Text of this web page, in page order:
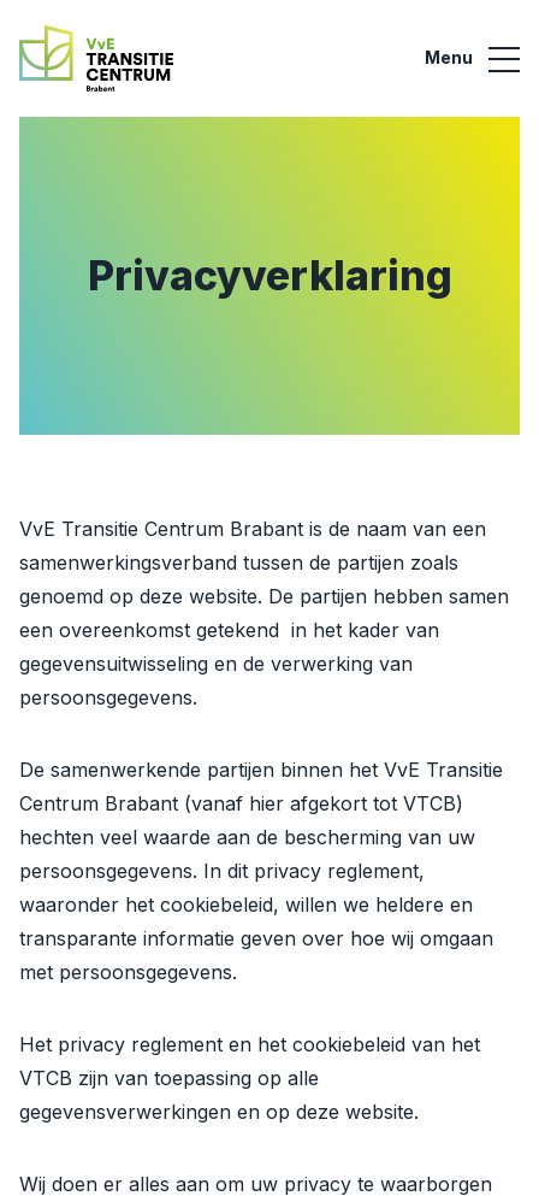
Door naar de hoofdinhoud
Footer
Naar navigatie
Menu
Privacyverklaring
VvE Transitie Centrum Brabant is de naam van een
samenwerkingsverband tussen de partijen zoals
genoemd op deze website. De partijen hebben samen
een overeenkomst getekend in het kader van
gegevensuitwisseling en de verwerking van
persoonsgegevens.
De samenwerkende partijen binnen het VvE Transitie
Centrum Brabant (vanaf hier afgekort tot VTCB)
hechten veel waarde aan de bescherming van uw
persoonsgegevens. In dit privacy reglement,
waaronder het cookiebeleid, willen we heldere en
transparante informatie geven over hoe wij omgaan
met persoonsgegevens.
Het privacy reglement en het cookiebeleid van het
VTCB zijn van toepassing op alle
gegevensverwerkingen en op deze website.
Wij doen er alles aan om uw privacy te waarborgen